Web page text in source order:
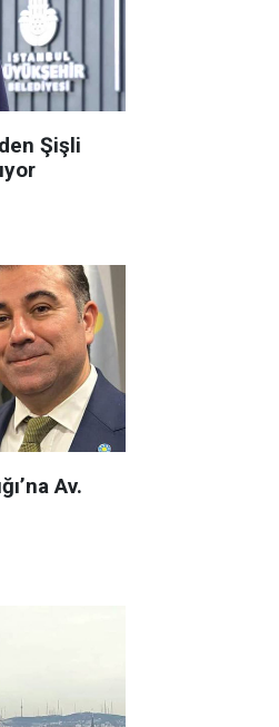
Şişli
Av.